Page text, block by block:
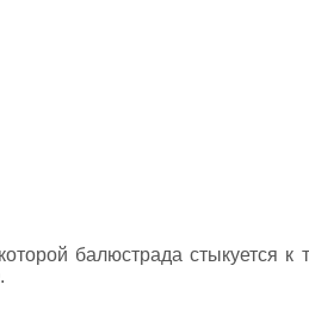
балюстрада стыкуется к